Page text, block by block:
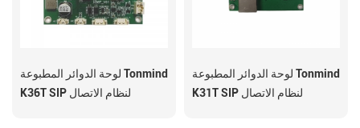
لوحة الدوائر المطبوعة Tonmind
K36T SIP لنظام الاتصال
لوحة الدوائر المطبوعة Tonmind
K31T SIP لنظام الاتصال